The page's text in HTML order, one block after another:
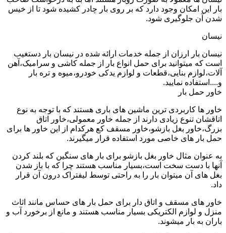
بار این امکان وجود دارد که بر روی بار چادر کشیده شود تا از خیس
شدن آن جلوگیری شود.
نیسان
نیسان بار ارزان از جمله خدمات ارائه شده در نیسان بار دستغیب
است که میتوانید برای حمل انواع بار از جمله کاشی و سرامیک،آهن
آلات،لوازم بنایی،قطعات و لوازم یدکی خودرو،میوه و تره بار
و....استفاده نمایید.
خاور حمل بار
خاور ها کاربردی ترین ماشین های باری هستند که با توجه به نوع
اتاقشان تنوع زیادی دارند از جمله خاور معمولی،خاور اتاق
بزرگ،خاور بغل بازشو،خاور مسقف کع هرکدام از این خاور ها برای
حمل بار های خاصی مورد استفاده قرار میگیرند.
به عنوان مثال خاور بغل بازشو برای بار های سنگین که بلند کردن
آنها با دست سخت است،بسیار مناسب هستند چرا که با باز شدن
بغل های آن میتوان بار را به راحتی توسط لیفتراک درون آن قرار
داد.
خاور های مسقف و اتاق دار برای حمل بار های حساس مانند اثاث
منزل و لوازم الکتریکی بسیار مناسب هستند و مانع از برخورد آب و
باران به بار میشوند.